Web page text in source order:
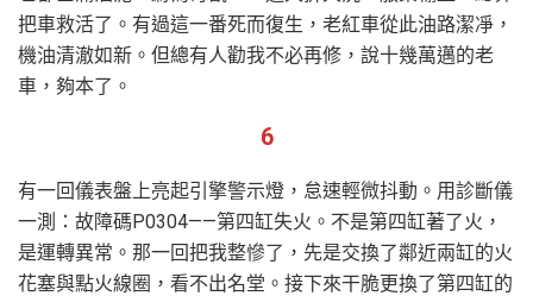
把車救活了。有過這一番死而復生，老紅車從此油路潔凈，
機油清澈如新。但總有人勸我不必再修，說十幾萬邁的老
車，夠本了。
6
有一回儀表盤上亮起引擎警示燈，怠速輕微抖動。用診斷儀
一測：故障碼P0304——第四缸失火。不是第四缸著了火，
是運轉異常。那一回把我整慘了，先是交換了鄰近兩缸的火
花塞與點火線圈，看不出名堂。接下來干脆更換了第四缸的